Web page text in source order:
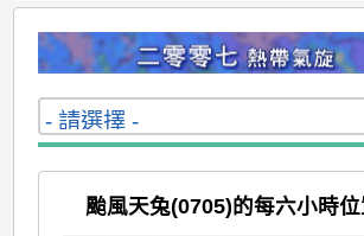
颱風天兔(0705)的每六小時